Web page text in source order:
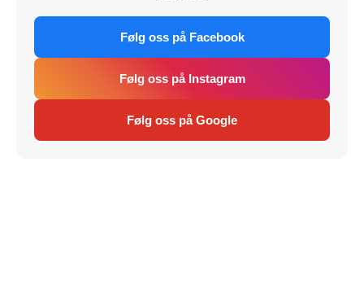
Følg oss på Facebook
Følg oss på Instagram
Følg oss på Google